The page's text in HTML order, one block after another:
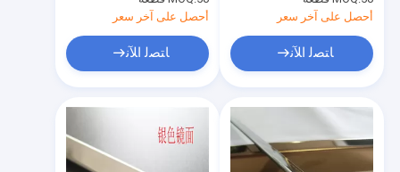
أحصل على آخر سعر
ﺎﺘﺼﻟ ﺍﻶﻧ
أحصل على آخر سعر
ﺎﺘﺼﻟ ﺍﻶﻧ